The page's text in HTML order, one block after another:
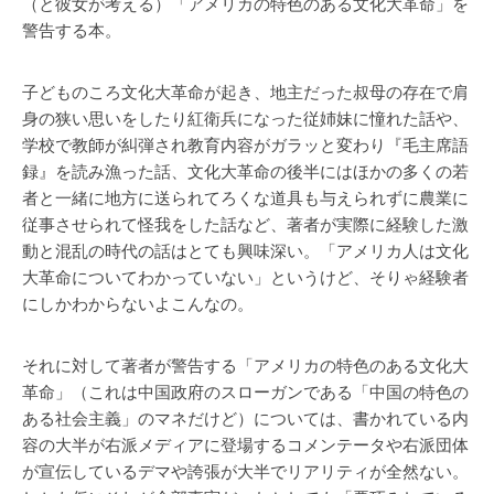
（と彼女が考える）「アメリカの特色のある文化大革命」を
警告する本。
子どものころ文化大革命が起き、地主だった叔母の存在で肩
身の狭い思いをしたり紅衛兵になった従姉妹に憧れた話や、
学校で教師が糾弾され教育内容がガラッと変わり『毛主席語
録』を読み漁った話、文化大革命の後半にはほかの多くの若
者と一緒に地方に送られてろくな道具も与えられずに農業に
従事させられて怪我をした話など、著者が実際に経験した激
動と混乱の時代の話はとても興味深い。「アメリカ人は文化
大革命についてわかっていない」というけど、そりゃ経験者
にしかわからないよこんなの。
それに対して著者が警告する「アメリカの特色のある文化大
革命」（これは中国政府のスローガンである「中国の特色の
ある社会主義」のマネだけど）については、書かれている内
容の大半が右派メディアに登場するコメンテータや右派団体
が宣伝しているデマや誇張が大半でリアリティが全然ない。